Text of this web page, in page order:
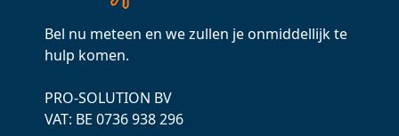
Bel nu meteen en we zullen je onmiddellijk te
hulp komen.
PRO-SOLUTION BV
VAT: ВЕ 0736 938 296